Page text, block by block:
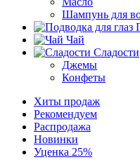
Шампунь для
Чай
Сладости
Джемы
Конфеты
Хиты продаж
Рекомендуем
Распродажа
Новинки
Уценка 25%